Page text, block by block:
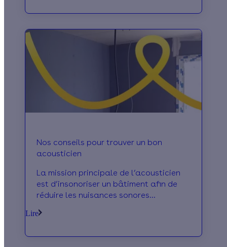
cet objectif, donc de réduire le montant
de vos factures d’énergie.
Nos conseils pour trouver un bon
acousticien
La mission principale de l’acousticien
est d’insonoriser un bâtiment afin de
réduire les nuisances sonores
des bruits provient du bâtiment.
Lire